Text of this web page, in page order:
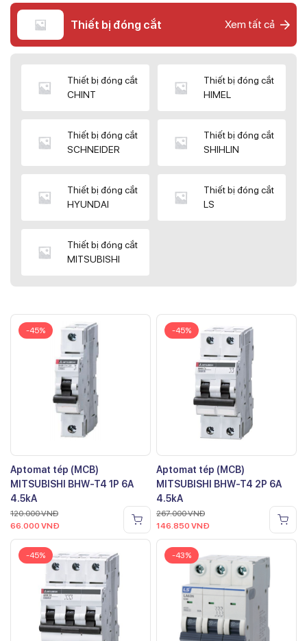
Thiết bị đóng cắt Xem tất cả
Thiết bị đóng cắt
CHINT
Thiết bị đóng cắt
HIMEL
Thiết bị đóng cắt
SCHNEIDER
Thiết bị đóng cắt
SHIHLIN
Thiết bị đóng cắt
HYUNDAI
Thiết bị đóng cắt
LS
Thiết bị đóng cắt
MITSUBISHI
-45%
Aptomat tép (MCB)
MITSUBISHI BHW-T4 1P 6A
4.5kA
120.000VNĐ
66.000 VNĐ
-45%
Aptomat tép (MCB)
MITSUBISHI BHW-T4 2P 6A
4.5kA
267.000VNĐ
146.850 VNĐ
-45% -43%